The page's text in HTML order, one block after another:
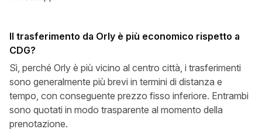
Il trasferimento da Orly è più economico rispetto a
CDG?
Sì, perché Orly è più vicino al centro città, i trasferimenti
sono generalmente più brevi in termini di distanza e
tempo, con conseguente prezzo fisso inferiore. Entrambi
sono quotati in modo trasparente al momento della
prenotazione.